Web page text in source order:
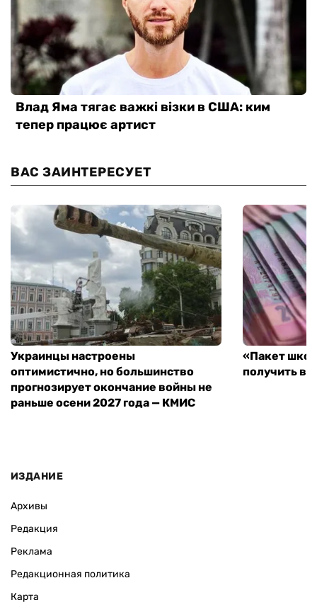
ВАС ЗАИНТЕРЕСУЕТ
Украинцы настроены
оптимистично, но большинство
прогнозирует окончание войны не
раньше осени 2027 года — КМИС
«Пакет
получить
ИЗДАНИЕ
Архивы
Редакция
Реклама
Редакционная политика
Карта